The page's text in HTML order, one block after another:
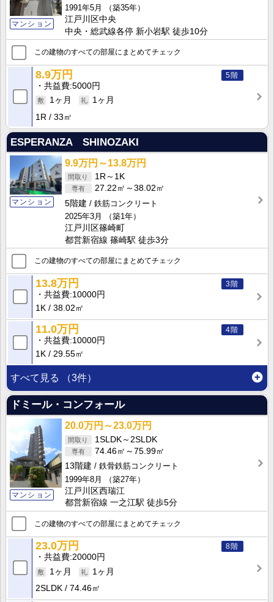
マンション
1991年5月
（築35年）
江戸川区中央
中央・総武線各停 新小岩駅 徒歩10分
この建物のすべての部屋にまとめてチェック
5階
8.9万円
共益費 5000円
1ヶ月
1ヶ月
1R
33㎡
ESPERANZA SHINOZAKI
マンション
9.9万円～13.8万円
1R～1K
27.22㎡～38.02㎡
5階建
鉄筋コンクリート
2025年3月
（築1年）
江戸川区篠崎町
都営新宿線 篠崎駅 徒歩3分
この建物のすべての部屋にまとめてチェック
3階
13.8万円
共益費 10000円
1K
38.02㎡
4階
11.0万円
共益費 10000円
1K
29.55㎡
すべて見る （3件）
ドミール・コンフォール
マンション
20.0万円～23.0万円
1SLDK～2SLDK
74.46㎡～75.99㎡
13階建
鉄骨鉄筋コンクリート
1999年8月
（築27年）
江戸川区西瑞江
都営新宿線 一之江駅 徒歩5分
この建物のすべての部屋にまとめてチェック
8階
23.0万円
共益費 20000円
1ヶ月
1ヶ月
2SLDK
74.46㎡